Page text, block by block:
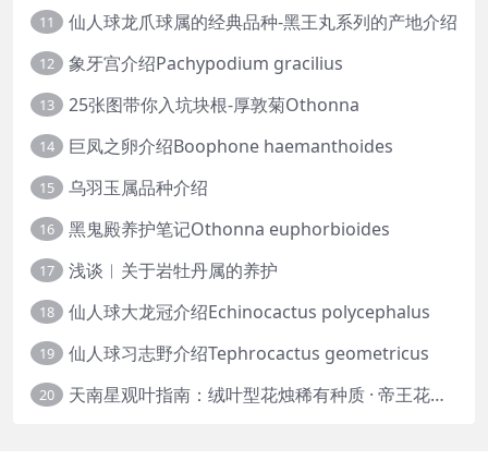
11 仙人球龙爪球属的经典品种-黑王丸系列的产地介绍
12 象牙宫介绍Pachypodium gracilius
13 25张图带你入坑块根-厚敦菊Othonna
14 巨凤之卵介绍Boophone haemanthoides
15 乌羽玉属品种介绍
16 黑鬼殿养护笔记Othonna euphorbioides
17 浅谈︱关于岩牡丹属的养护
18 仙人球大龙冠介绍Echinocactus polycephalus
19 仙人球习志野介绍Tephrocactus geometricus
20 天南星观叶指南：绒叶型花烛稀有种质 · 帝王花烛等